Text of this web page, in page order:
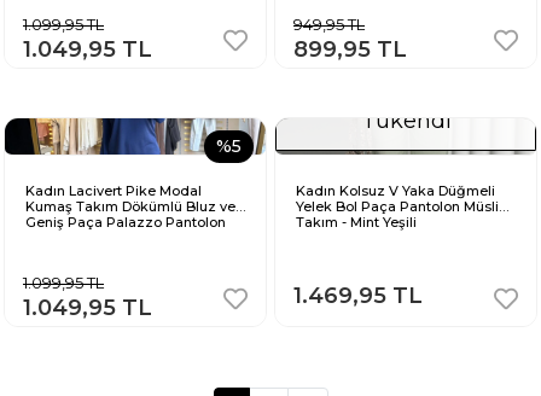
1.099,95 TL
1.049,95 TL
949,95 TL
899,95 TL
%5
Kadın Lacivert Pike Modal
Kumaş Takım Dökümlü Bluz ve
Geniş Paça Palazzo Pantolon
1.099,95 TL
1.049,95 TL
Tükendi
Kadın Kolsuz V Yaka Düğmeli
Yelek Bol Paça Pantolon Müslin
Takım - Mint Yeşili
1.469,95 TL